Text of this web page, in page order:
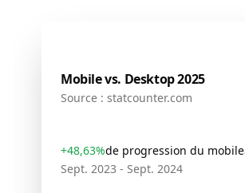
Mobile vs. Desktop 2025
Source : statcounter.com
+48,63%de progression du mobile
Sept. 2023 - Sept. 2024